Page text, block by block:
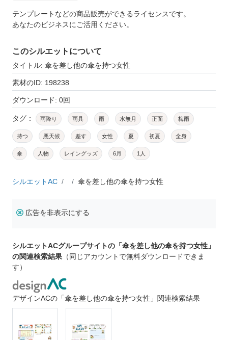
テンプレートなどの商品販売ができるライセンスです。
あなたのビジネスにご活用ください。
このシルエットについて
タイトル: 傘を差し他の傘を持つ女性
素材のID: 198238
ダウンロード: 0回
タグ： 雨降り 雨具 雨 水無月 正面 梅雨
持つ 悪天候 差す 女性 夏 初夏 全身
傘 人物 レイングッズ 6月 1人
シルエットAC 傘を差し他の傘を持つ女性
広告を非表示にする
シルエットACグループサイトの「傘を差し他の傘を持つ女性」
の関連検索結果 （同じアカウントで無料ダウンロードできま
す）
デザインACの「傘を差し他の傘を持つ女性」関連検索結果